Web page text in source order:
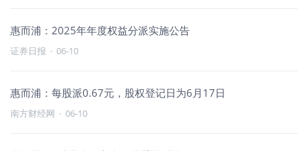
惠而浦：2025年年度权益分派实施公告
证券日报 · 06-10
惠而浦：每股派0.67元，股权登记日为6月17日
南方财经网 · 06-10